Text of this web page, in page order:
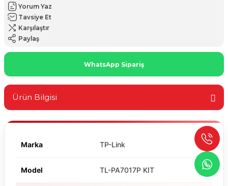
Yorum Yaz
Tavsiye Et
Karşılaştır
Paylaş
WhatsApp Sipariş
Ürün Bilgisi
Marka TP-Link
Model TL-PA7017P KIT